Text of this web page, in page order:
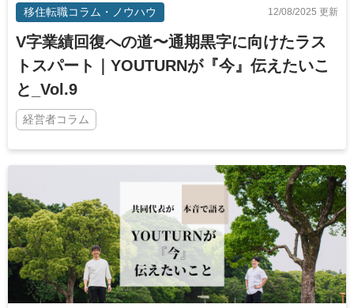
移住転職コラム・ノウハウ 12/08/2025 更新
V字業績回復への道〜通期黒字に向けたラス
トスパート｜YOUTURNが『今』伝えたいこ
と_Vol.9
経営者コラム